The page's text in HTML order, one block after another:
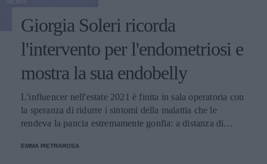
Giorgia Soleri ricorda
l'intervento per l'endometriosi e
mostra la sua endobelly
L'influencer nell'estate 2021 è finita in sala operatoria con
la speranza di ridurre i sintomi della malattia che le
rendeva la pancia estremamente gonfia: a distanza di
EMMA PIETRAROSA